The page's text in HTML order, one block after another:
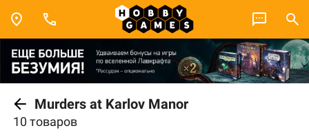
Murders at Karlov Manor
10 товаров